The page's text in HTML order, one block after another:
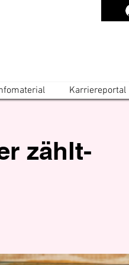
Karriereportal
zählt-